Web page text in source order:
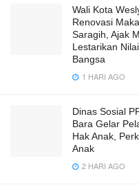
Wali Kota
Renovasi
Saragih, Ajak
Lestarikan
Bangsa
1 HARI AGO
Dinas Sosial
Bara Gelar
Hak Anak,
Anak
2 HARI AGO